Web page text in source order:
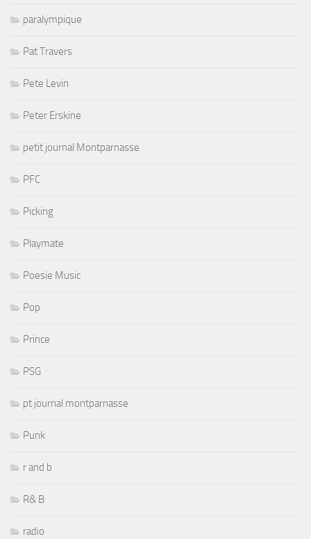
paralympique
Pat Travers
Pete Levin
Peter Erskine
petit journal Montparnasse
PFC
Picking
Playmate
Poesie Music
Pop
Prince
PSG
pt journal montparnasse
Punk
r and b
R& B
radio